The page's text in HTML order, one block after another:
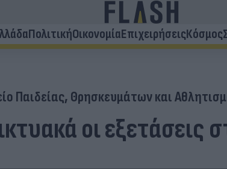
ΠολιτικήΟικονομίαΕπιχειρήσειςΚόσμος
Παιδείας, Θρησκευμάτων και
οι εξετάσεις